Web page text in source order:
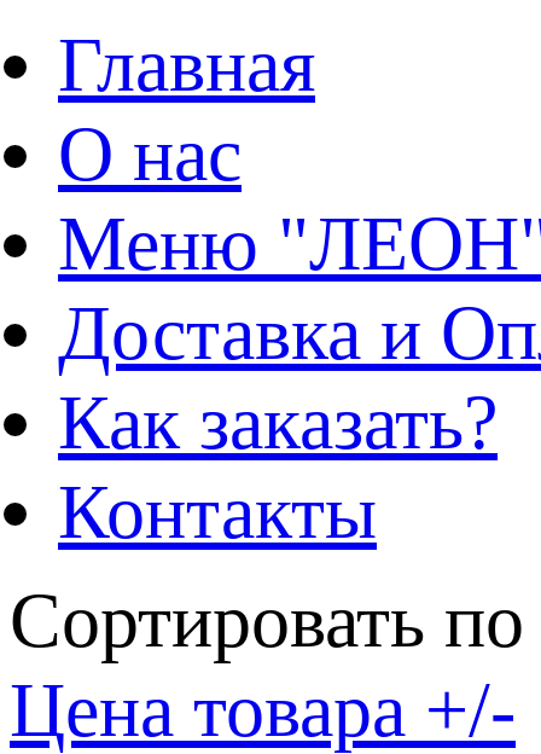
Главная
О нас
Меню
Доставка и
Как заказать?
Контакты
Сортировать по
Цена товара +/-